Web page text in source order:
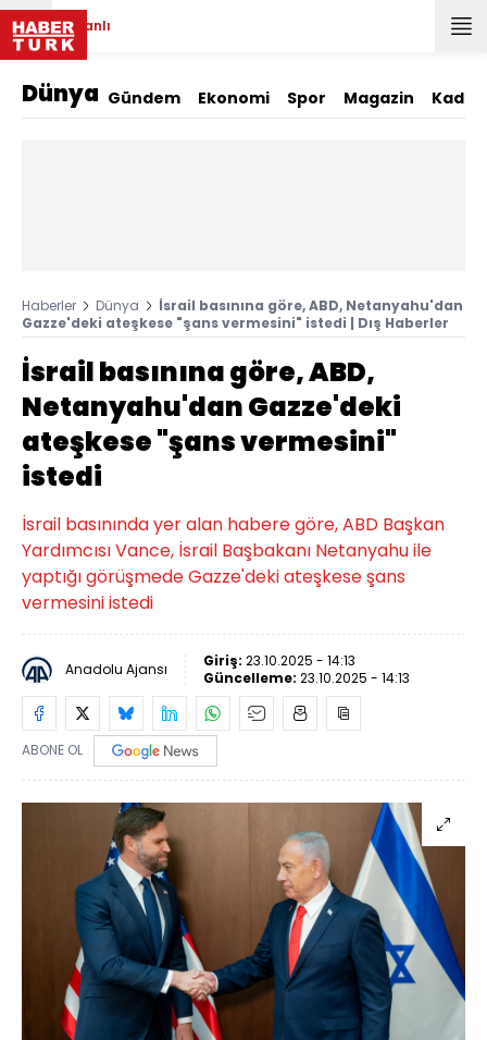
Canlı
Dünya Gündem Ekonomi Spor Magazin Kadın
Haberler Dünya
İsrail basınına göre, ABD, Netanyahu'dan
Gazze'deki ateşkese "şans vermesini" istedi | Dış Haberler
İsrail basınına göre, ABD,
Netanyahu'dan Gazze'deki
ateşkese "şans vermesini"
istedi
İsrail basınında yer alan habere göre, ABD Başkan
Yardımcısı Vance, İsrail Başbakanı Netanyahu ile
yaptığı görüşmede Gazze'deki ateşkese şans
vermesini istedi
Anadolu Ajansı Giriş: 23.10.2025 - 14:13
Güncelleme: 23.10.2025 - 14:13
ABONE OL